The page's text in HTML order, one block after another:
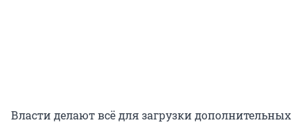
Власти делают всё для загрузки дополнительных